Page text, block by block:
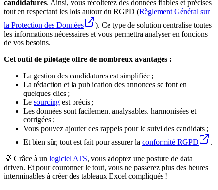
candidatures. Ainsi, vous récolterez des données fiables et précises
tout en respectant les lois autour du RGPD (Règlement Général sur
la Protection des Données
). Ce type de solution centralise toutes
les informations nécessaires et vous permettra analyser en foncions
de vos besoins.
Cet outil de pilotage offre de nombreux avantages :
La gestion des candidatures est simplifiée ;
La rédaction et la publication des annonces se font en
quelques clics ;
Le sourcing est précis ;
Les données sont facilement analysables, harmonisées et
corrigées ;
Vous pouvez ajouter des rappels pour le suivi des candidats ;
Et bien sûr, tout est fait pour assurer la conformité RGPD
.
💡 Grâce à un logiciel ATS, vous adoptez une posture de data
driven. Et pour couronner le tout, vous ne passerez plus des heures
interminables à créer des tableaux Excel compliqués !